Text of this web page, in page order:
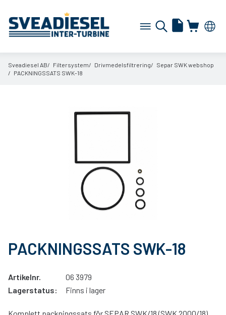
Sveadiesel AB Filtersystem Drivmedelsfiltrering
Separ SWK webshop
PACKNINGSSATS SWK-18
PACKNINGSSATS SWK-18
Artikelnr.
06 3979
Lagerstatus:
Finns i lager